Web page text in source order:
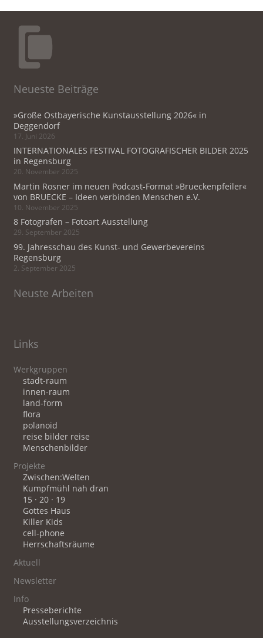
Neueste Beiträge
»Große Ostbayerische Kunstausstellung 2026« in
Deggendorf
17. Juni 2026
INTERNATIONALES FESTIVAL FOTOGRAFISCHER BILDER 2025
in Regensburg
20. November 2025
Martin Rosner im neuen Podcast-Format »Brueckenpfeiler«
von BRUECKE – Ideen verbinden Menschen e.V.
10. November 2025
8 Fotografen – Fotoart Ausstellung
29. September 2025
99. Jahresschau des Kunst- und Gewerbevereins
Regensburg
2. September 2025
Neuste Arbeiten
Links
Werkgruppen
stadt-raum
innen-raum
land-form
flora
polanoid
reise bilder reise
Menschenbilder
Projekte
Zwischen:Welten
Kumpfmühl nah dran
15 · 20 · 19
Gottes Haus
Killer Kids
cell-phone
Herrschaftsräume
Aktuell
Newsletter
Info
Presseberichte
Ausstellungsverzeichnis